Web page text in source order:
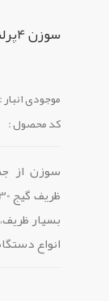
سوزن 4پرلنست بسته 100 عددی
موجودی انبار :
کد محصول :
سوزن از
بسیار
انواع